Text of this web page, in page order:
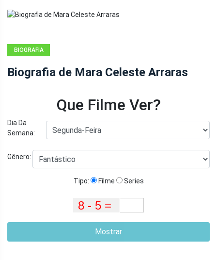
BIOGRAFIA
Biografia de Mara Celeste Arraras
Que Filme Ver?
Dia Da
Semana:
Gênero:
Tipo: Filme Series
Mostrar